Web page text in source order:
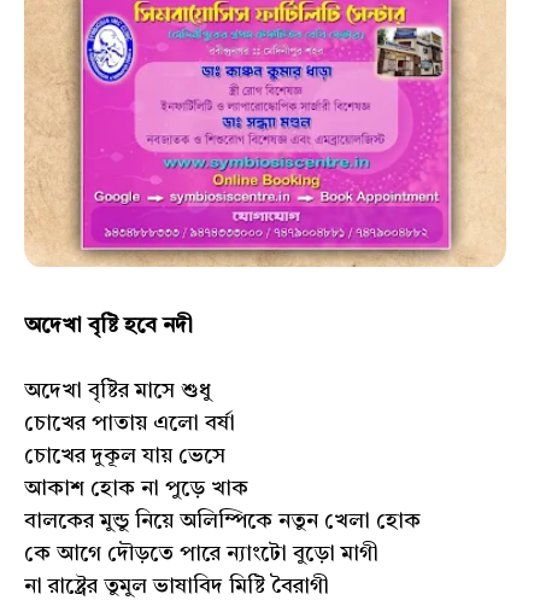
অদেখা বৃষ্টি হবে নদী
অদেখা বৃষ্টির মাসে শুধু
চোখের পাতায় এলো বর্ষা
চোখের দুকূল যায় ভেসে
আকাশ হোক না পুড়ে খাক
বালকের মুন্ডু নিয়ে অলিম্পিকে নতুন খেলা হোক
কে আগে দৌড়তে পারে ন্যাংটো বুড়ো মাগী
না রাষ্ট্রের তুমুল ভাষাবিদ মিষ্টি বৈরাগী